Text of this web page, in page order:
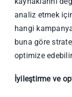
analiz etmek
hangi
buna göre
optimize
İyileştirme ve